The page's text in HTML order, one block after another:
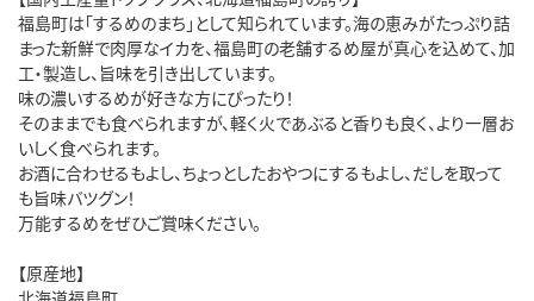
福島町は「するめのまち」として知られています。海の恵みがたっぷり詰
まった新鮮で肉厚なイカを、福島町の老舗するめ屋が真心を込めて、加
工・製造し、旨味を引き出しています。
味の濃いするめが好きな方にぴったり！
そのままでも食べられますが、軽く火であぶると香りも良く、より一層お
いしく食べられます。
お酒に合わせるもよし、ちょっとしたおやつにするもよし、だしを取って
も旨味バツグン！
万能するめをぜひご賞味ください。
【原産地】